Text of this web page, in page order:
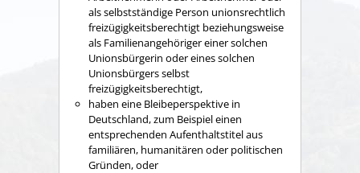
als selbstständige Person unionsrechtlich
freizügigkeitsberechtigt beziehungsweise
als Familienangehöriger einer solchen
Unionsbürgerin oder eines solchen
Unionsbürgers selbst
freizügigkeitsberechtigt,
haben eine Bleibeperspektive in
Deutschland, zum Beispiel einen
entsprechenden Aufenthaltstitel aus
familiären, humanitären oder politischen
Gründen, oder